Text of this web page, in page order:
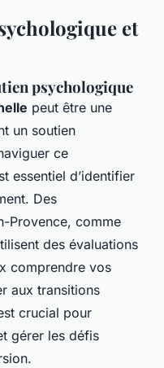
et
psychologique
peut être une
un soutien
ce
essentiel d’identifier
Des
Provence, comme
des évaluations
comprendre vos
aux transitions
crucial pour
gérer les défis